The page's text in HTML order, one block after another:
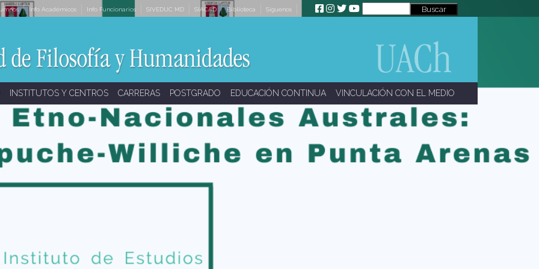
Info Académicos Info Funcionarios SIVEDUC MD SIACAD Biblioteca Síguenos
INSTITUTOS Y CENTROS CARRERAS POSTGRADO EDUCACIÓN CONTINUA VINCULACIÓN CON EL MEDIO